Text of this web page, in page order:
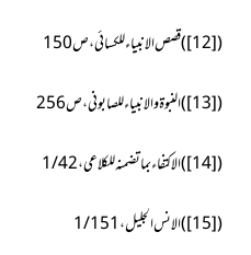
(
[12]
)قصص الانبیاء للکسائی،ص150
(
[13]
)النبوۃ والانبیاء للصابونی،ص256
(
[14]
)الاکتفاء بما تضمنہ للکلاعی،1/42
(
[15]
)الانس الجلیل،1/151